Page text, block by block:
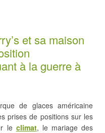
et sa maison
à la guerre à
de glaces américaine
prises de positions sur les
le climat, le mariage des